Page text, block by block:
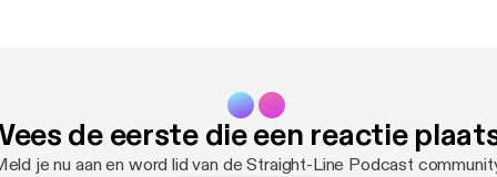
actief kunt bekrachtigen dankzij duidelijke
de eerste die een reactie
je nu aan en word lid van de Straight-Line Podcast